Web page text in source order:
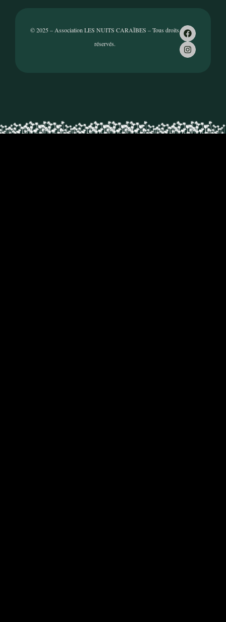
© 2025 – Association LES NUITS CARAÏBES – Tous droits
réservés.